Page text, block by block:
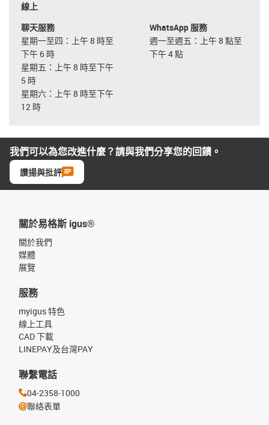
線上
聊天服務
星期一至四：上午 8 時至
下午 6 時
星期五：上午 8 時至下午
5 時
星期六：上午 8 時至下午
12 時
WhatsApp 服務
週一至週五：上午 8 點至
下午 4 點
我們可以為您改進什麼？請與我們分享您的回饋。
讚揚與批評
關於易格斯 igus®
關於我們
媒體
展覽
服務
myigus 特色
線上工具
CAD 下載
LINEPAY及台灣PAY
聯繫電話
04-2358-1000
聯絡表單